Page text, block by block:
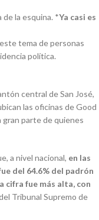
de la esquina. *Ya casi es
tema de personas
política.
central de San José,
las oficinas de Good
gran parte de quienes
a nivel nacional, en las
del 64.6% del padrón
cifra fue más alta, con
Tribunal Supremo de